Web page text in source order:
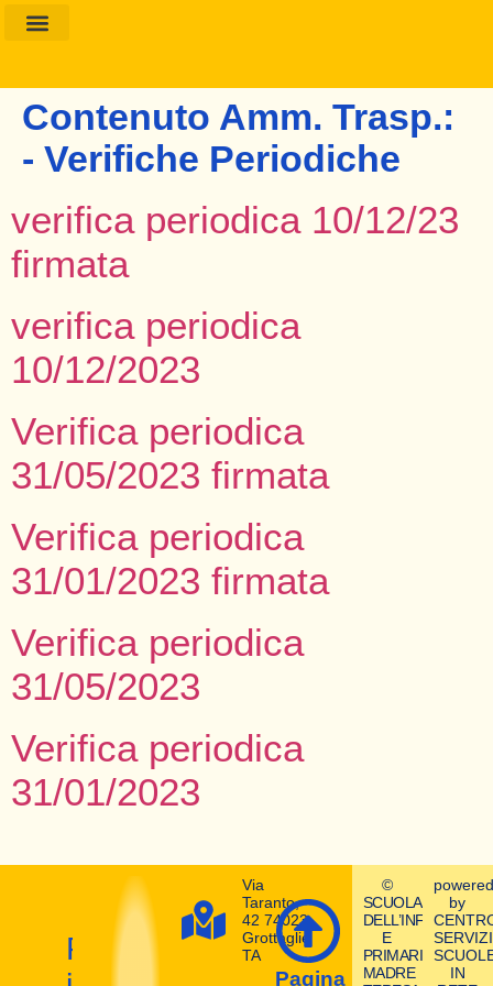
Contenuto Amm. Trasp.:
- Verifiche Periodiche
verifica periodica 10/12/23
firmata
verifica periodica
10/12/2023
Verifica periodica
31/05/2023 firmata
Verifica periodica
31/01/2023 firmata
Verifica periodica
31/05/2023
Verifica periodica
31/01/2023
Prepara
Via
Taranto,
42 74023
Grottaglie
TA
Pagina
©
SCUOLA
DELL’INFANZIA
E
PRIMARIA
MADRE
powered
by
SERVIZI
IN